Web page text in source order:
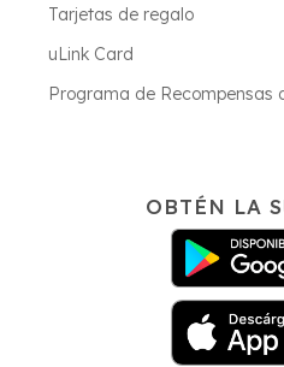
Tarjetas de regalo
uLink Card
Programa de Recompensas
OBTÉN LA